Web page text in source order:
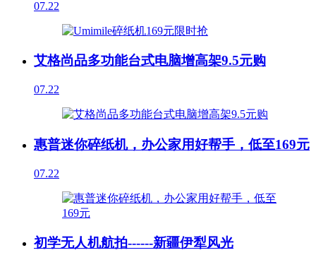
07.22
艾格尚品多功能台式电脑增高架9.5元购
07.22
惠普迷你碎纸机，办公家用好帮手，低至169元
07.22
初学无人机航拍------新疆伊犁风光